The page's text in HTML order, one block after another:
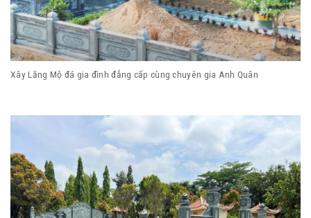
Xây Lăng Mộ đá gia đình đẳng cấp cùng chuyên gia Anh Quân